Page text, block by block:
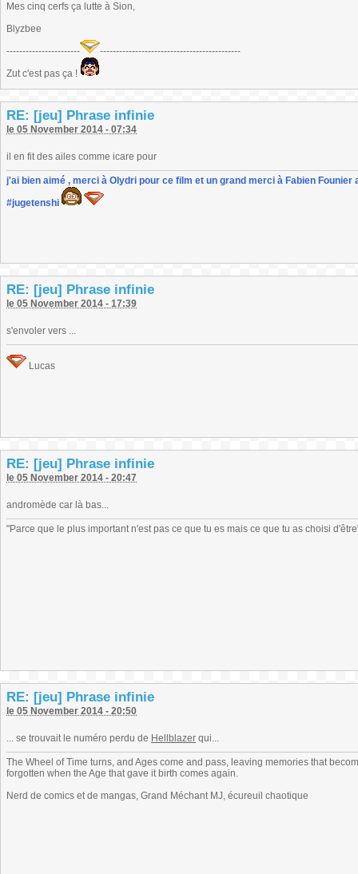
Mes cinq cerfs ça lutte à Sion,
Blyzbee
-----------------------
--------------------------------------------
Zut c'est pas ça !
RE: [jeu] Phrase infinie
le 05 November 2014 - 07:34
il en fit des ailes comme icare pour
j'ai bien aimé , merci à Olydri pour ce film et un grand merci à Fabien
#jugetenshi
RE: [jeu] Phrase infinie
le 05 November 2014 - 17:39
s'envoler vers ...
Lucas
RE: [jeu] Phrase infinie
le 05 November 2014 - 20:47
andromède car là bas...
"Parce que le plus important n'est pas ce que tu es mais ce que tu as choisi
RE: [jeu] Phrase infinie
le 05 November 2014 - 20:50
... se trouvait le numéro perdu de Hellblazer qui...
The Wheel of Time turns, and Ages come and pass, leaving memories that
forgotten when the Age that gave it birth comes again.
Nerd de comics et de mangas, Grand Méchant MJ, écureuil chaotique